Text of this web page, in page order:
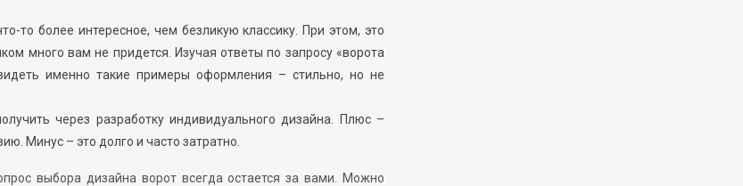
то более интересное, чем безликую классику. При этом, это
много вам не придется. Изучая ответы по запросу «ворота
именно такие примеры оформления – стильно, но не
через разработку индивидуального дизайна. Плюс –
Минус – это долго и часто затратно.
выбора дизайна ворот всегда остается за вами. Можно